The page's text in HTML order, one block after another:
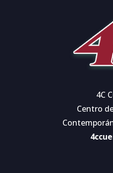
4C
Centro